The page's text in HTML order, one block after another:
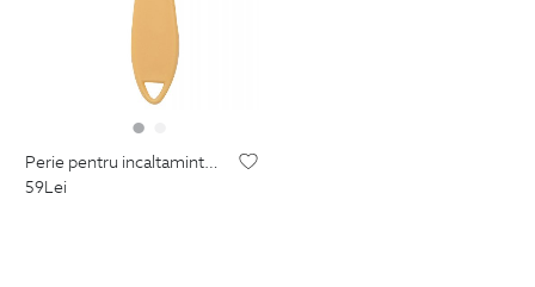
perie pentru incaltaminte din piele intoarsa
59Lei